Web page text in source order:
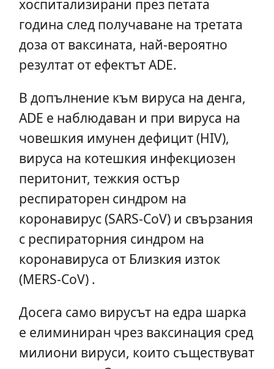
хоспитализирани през петата
година след получаване на третата
доза от ваксината, най-вероятно
резултат от ефектът ADE.
В допълнение към вируса на денга,
ADE е наблюдаван и при вируса на
човешкия имунен дефицит (HIV),
вируса на котешкия инфекциозен
перитонит, тежкия остър
респираторен синдром на
коронавирус (SARS-CoV) и свързания
с респираторния синдром на
коронавируса от Близкия изток
(MERS-CoV) .
Досега само вирусът на едра шарка
е елиминиран чрез ваксинация сред
милиони вируси, които съществуват